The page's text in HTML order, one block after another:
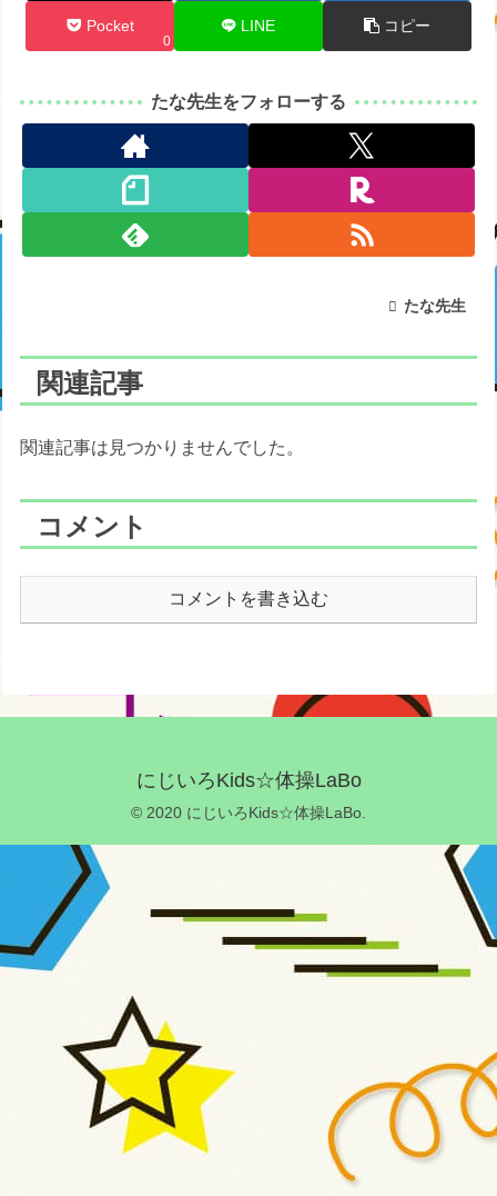
Pocket
0
LINE コピー
たな先生をフォローする
たな先生
関連記事
関連記事は見つかりませんでした。
コメント
コメントを書き込む
にじいろKids☆体操LaBo
© 2020 にじいろKids☆体操LaBo.